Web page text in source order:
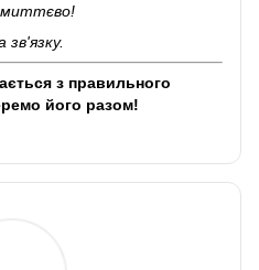
миттєво!
зв'язку.
з правильного
його разом!